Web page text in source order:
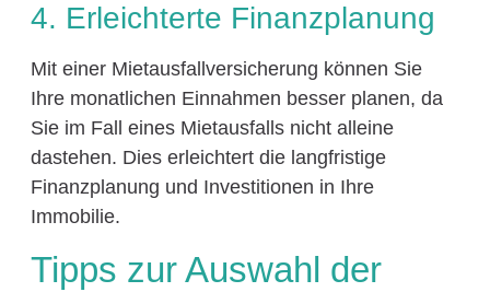
4. Erleichterte Finanzplanung
Mit einer Mietausfallversicherung können Sie
Ihre monatlichen Einnahmen besser planen, da
Sie im Fall eines Mietausfalls nicht alleine
dastehen. Dies erleichtert die langfristige
Finanzplanung und Investitionen in Ihre
Immobilie.
Tipps zur Auswahl der